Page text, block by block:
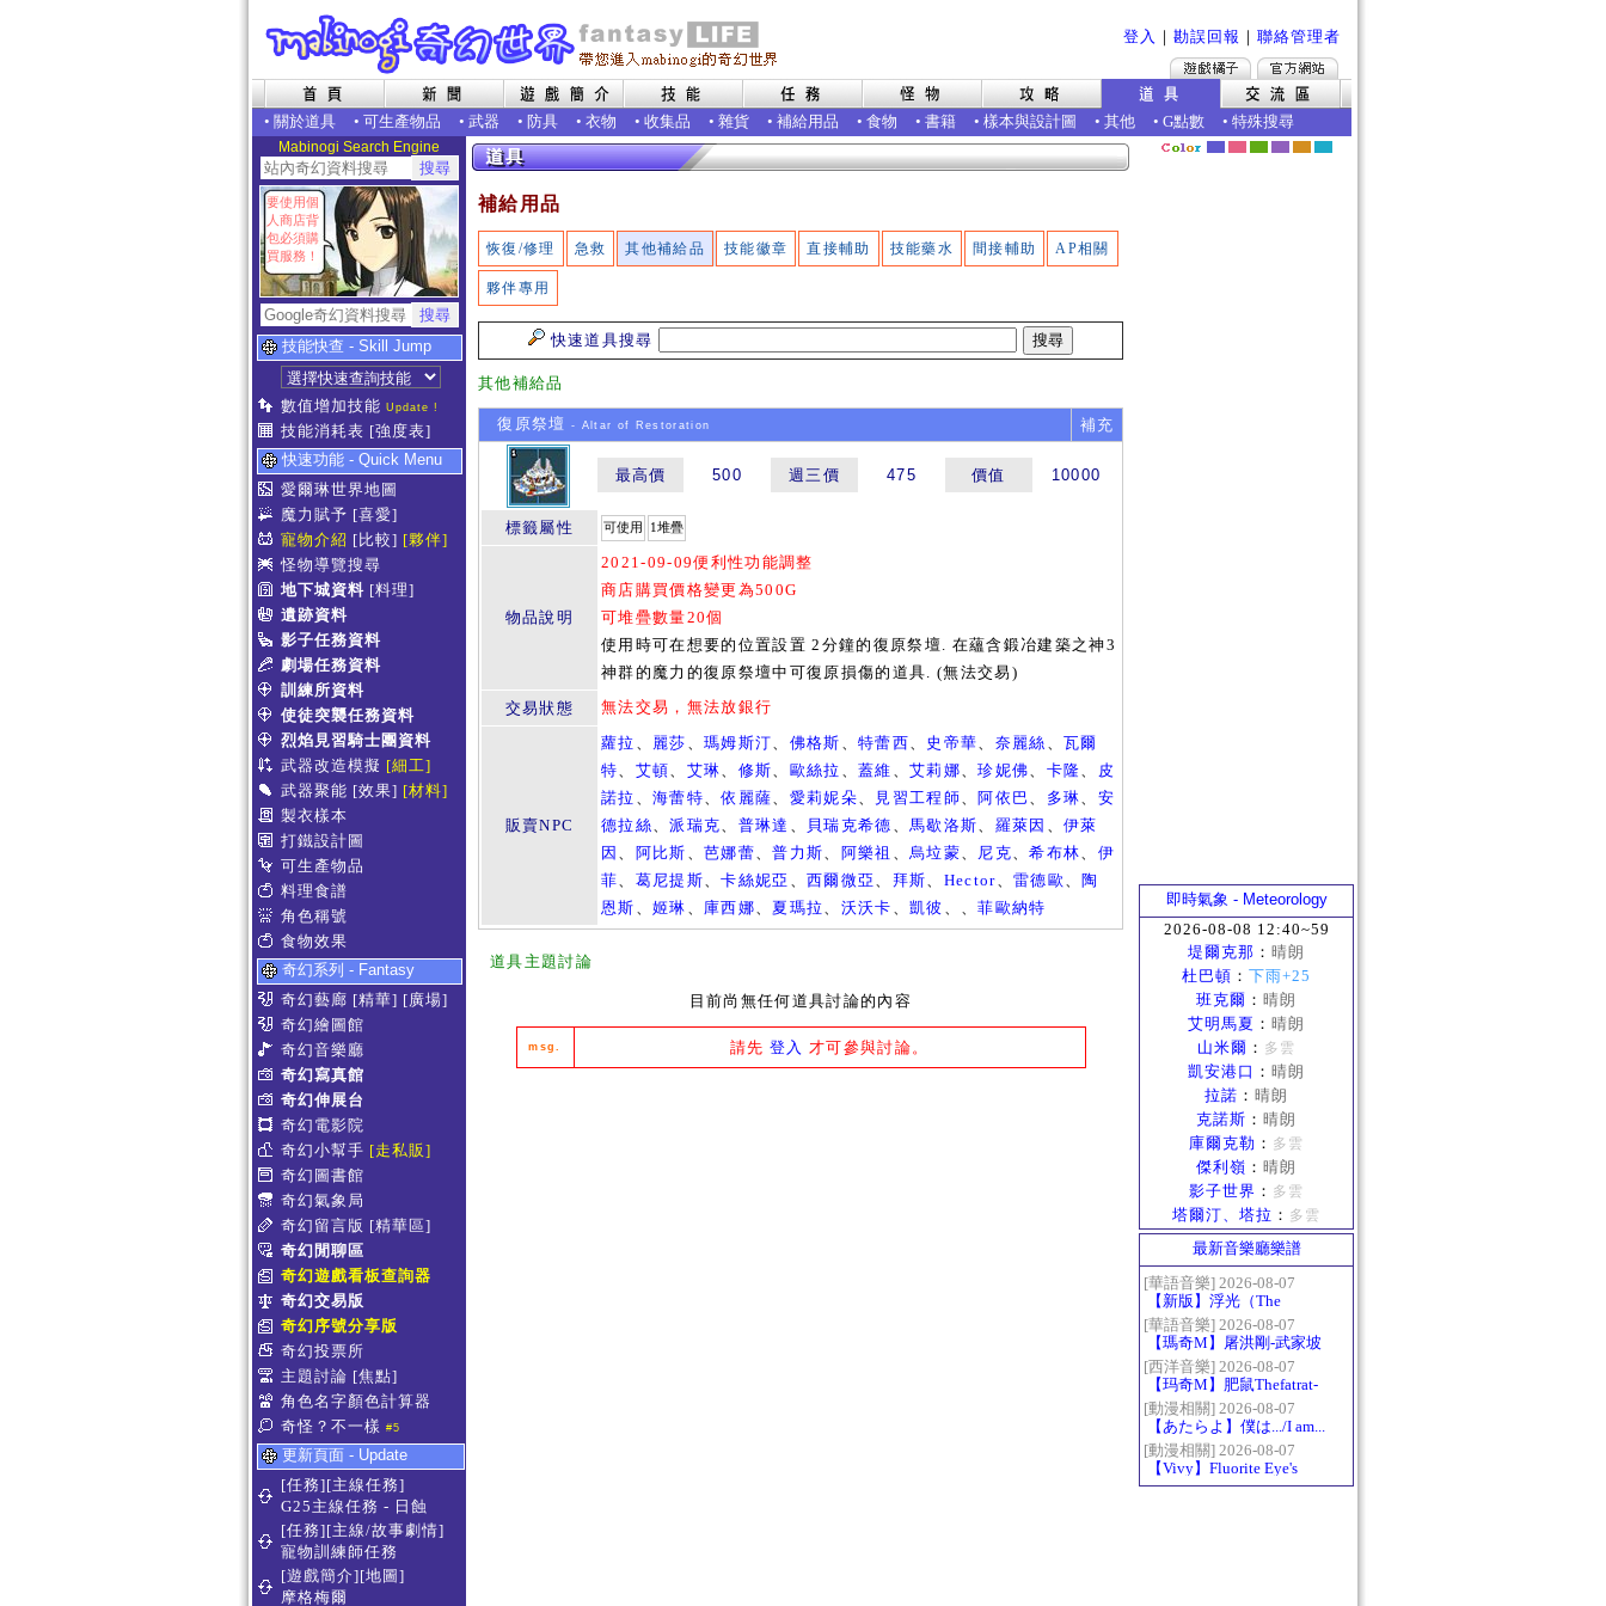
登入 ｜ 勘誤回報 ｜ 聯絡管理者
• 關於道具 • 可生產物品 • 武器 • 防具 • 衣物 • 收集品 • 雜貨 • 補給用品 • 食物 • 書籍 • 樣本與設計圖 • 其他 • G點數 • 特殊搜尋
Mabinogi Search Engine
要使用個
人商店背
包必須購
買服務！
技能快查 - Skill Jump
數值增加技能 Update !
技能消耗表 [強度表]
快速功能 - Quick Menu
愛爾琳世界地圖
魔力賦予 [喜愛]
寵物介紹 [比較] [夥伴]
怪物導覽搜尋
地下城資料 [料理]
遺跡資料
影子任務資料
劇場任務資料
訓練所資料
使徒突襲任務資料
烈焰見習騎士團資料
武器改造模擬 [細工]
武器聚能 [效果] [材料]
製衣樣本
打鐵設計圖
可生產物品
料理食譜
角色稱號
食物效果
奇幻系列 - Fantasy
奇幻藝廊 [精華] [廣場]
奇幻繪圖館
奇幻音樂廳
奇幻寫真館
奇幻伸展台
奇幻電影院
奇幻小幫手 [走私販]
奇幻圖書館
奇幻氣象局
奇幻留言版 [精華區]
奇幻閒聊區
奇幻遊戲看板查詢器
奇幻交易版
奇幻序號分享版
奇幻投票所
主題討論 [焦點]
角色名字顏色計算器
奇怪？不一樣 #5
更新頁面 - Update
[任務][主線任務]
G25主線任務 - 日蝕
[任務][主線/故事劇情]
寵物訓練師任務
[遊戲簡介][地圖]
摩格梅爾
補給用品
恢復/修理 急救 其他補給品 技能徽章 直接輔助 技能藥水 間接輔助 AP相關
夥伴專用
快速道具搜尋
其他補給品
復原祭壇 - Altar of Restoration 補充
最高價 500 週三價 475 價值 10000
標籤屬性 可使用 1堆疊
物品說明
2021-09-09便利性功能調整
商店購買價格變更為500G
可堆疊數量20個
使用時可在想要的位置設置 2分鐘的復原祭壇. 在蘊含鍛冶建築之神3
神群的魔力的復原祭壇中可復原損傷的道具. (無法交易)
交易狀態
無法交易，無法放銀行
販賣NPC
蘿拉 、 麗莎 、瑪姆斯汀、 佛格斯 、特蕾西、 史帝華、 奈麗絲 、瓦爾
特、 艾頓、 艾琳、 修斯、 歐絲拉 、蓋維 、艾莉娜、珍妮佛、 卡隆、 皮
諾拉 、海蕾特、依麗薩、 愛莉妮朵、 見習工程師、 阿依巴 、 多琳、 安
德拉絲、派瑞克、 普琳達 、 貝瑞克希德 、馬歇洛斯、 羅萊因 、伊萊
因 、 阿比斯 、芭娜蕾、普力斯、 阿樂祖 、烏垃蒙、 尼克、希布林、 伊
菲、 葛尼提斯、卡絲妮亞 、西爾微亞 、 拜斯、 Hector、雷德歐 、 陶
恩斯 、姬琳 、 庫西娜、 夏瑪拉、 沃沃卡 、凱彼 、、菲歐納特
道具主題討論
目前尚無任何道具討論的內容
msg. 請先 登入 才可參與討論。
即時氣象 - Meteorology
2026-08-08 12:40~59
堤爾克那 ： 晴朗
杜巴頓 ： 下雨+25
班克爾 ： 晴朗
艾明馬夏 ： 晴朗
山米爾 ： 多雲
凱安港口 ： 晴朗
拉諾 ： 晴朗
克諾斯 ： 晴朗
庫爾克勒 ： 多雲
傑利嶺 ： 晴朗
影子世界 ： 多雲
塔爾汀、塔拉 ： 多雲
最新音樂廳樂譜
[華語音樂] 2026-08-07
【新版】浮光（The
History）：六和弦
[華語音樂] 2026-08-07
【瑪奇M】屠洪剛-武家坡
2021
[西洋音樂] 2026-08-07
【玛奇M】肥鼠Thefatrat-
Monody
[動漫相關] 2026-08-07
【あたらよ】僕は.../I am...
（我內心的糟糕念頭/僕の
心のヤバイやつ第二季
OP）
[動漫相關] 2026-08-07
【Vivy】Fluorite Eye's
Song